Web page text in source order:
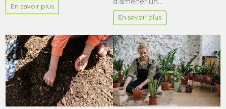
En savoir plus
En savoir plus